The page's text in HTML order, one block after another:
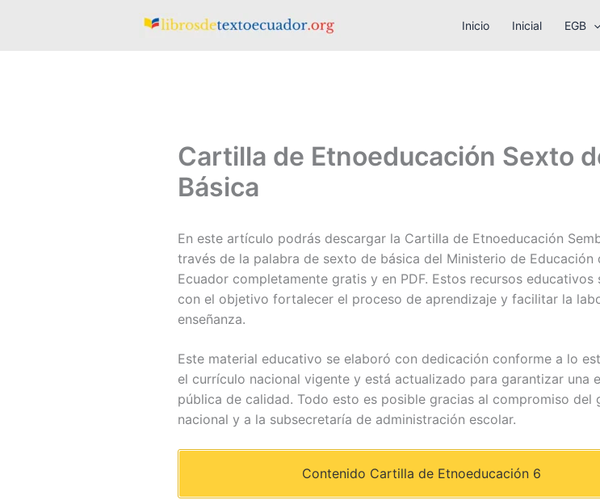
Inicio Inicial EGB
Cartilla de Etnoeducación Sexto
Básica
En este artículo podrás descargar la Cartilla de Etnoeducación
través de la palabra de sexto de básica del Ministerio de Educación
Ecuador completamente gratis y en PDF. Estos recursos educativos
con el objetivo fortalecer el proceso de aprendizaje y facilitar la
enseñanza.
Este material educativo se elaboró con dedicación conforme a lo
el currículo nacional vigente y está actualizado para garantizar una
pública de calidad. Todo esto es posible gracias al compromiso del
nacional y a la subsecretaría de administración escolar.
Contenido Cartilla de Etnoeducación 6